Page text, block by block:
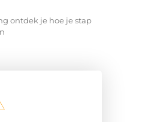
ontdek je hoe je stap